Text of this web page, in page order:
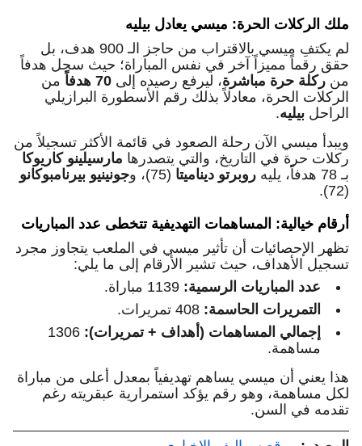
ملك الركلات الحرة: ميسي يعادل بيليه
لم يكتفِ ميسي بالاقتراب من حاجز الـ 900 هدف، بل
حقق رقماً مميزاً آخر في نفس المباراة؛ حيث سجل هدفاً
من ركلة حرة مباشرة، ليرفع رصيده إلى 70 هدفاً
من
الركلات الحرة، معادلاً بذلك رقم الأسطورة البرازيلي
الراحل بيليه.
ويبدأ ميسي الآن رحلة الصعود في قائمة الأكثر تسجيلاً من
ركلات حرة في التاريخ، والتي يتصدرها مارسيلينو كاريوكا
بـ 78 هدفاً، يليه
روبرتو ديناميتا (75)، و
جونينيو بيرنامبوكانو
(72).
أرقام خيالية: المساهمات التهديفية تتخطى عدد المباريات
تظهر الإحصائيات أن تأثير ميسي في الملعب يتجاوز مجرد
تسجيل الأهداف، حيث تشير الأرقام إلى ما يلي:
عدد المباريات الرسمية:
التمريرات الحاسمة:
إجمالي المساهمات (أهداف + تمريرات): 1306
مساهمة.
هذا يعني أن ميسي يساهم تهديفياً بمعدل أعلى من مباراة
لكل مساهمة، وهو رقم يؤكد استمرارية عبقريته رغم
تقدمه في السن.